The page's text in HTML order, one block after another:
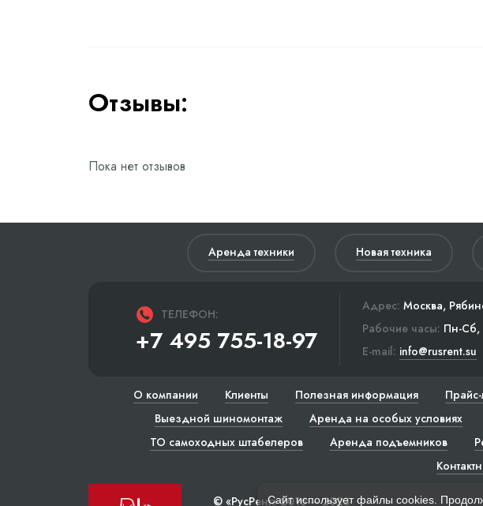
Отзывы:
Пока нет отзывов
Аренда техники Новая техника
ТЕЛЕФОН:
+7 495 755-18-97
Адрес: Москва,
Рабочие часы: Пн-Сб,
E-mail: info@rusrent.su
О компании Клиенты Полезная информация Прайс-
Выездной шиномонтаж
Аренда на особых условиях
ТО самоходных штабелеров
Аренда подъемников
© «РусРент» 2016 – 2023
Сайт использует файлы cookies.